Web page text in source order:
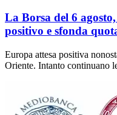
La Borsa del 6
positivo e sfonda
Europa attesa positiva
Oriente. Intanto continuano